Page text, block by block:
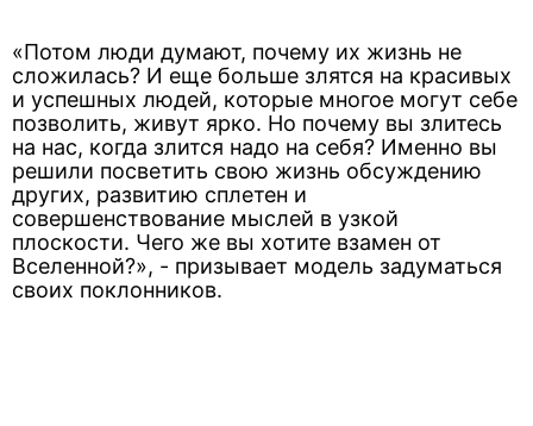
«Потом люди думают, почему их жизнь не
сложилась? И еще больше злятся на красивых
и успешных людей, которые многое могут себе
позволить, живут ярко. Но почему вы злитесь
на нас, когда злится надо на себя? Именно вы
решили посветить свою жизнь обсуждению
других, развитию сплетен и
совершенствование мыслей в узкой
плоскости. Чего же вы хотите взамен от
Вселенной?», - призывает модель задуматься
своих поклонников.